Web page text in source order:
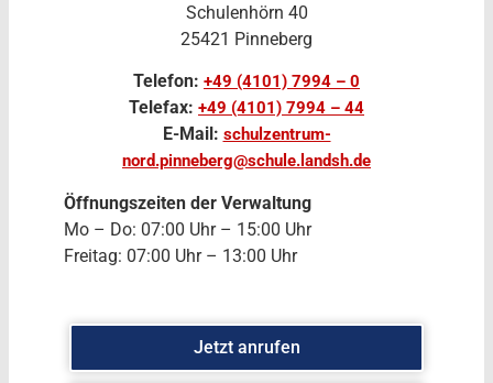
Schulenhörn 40
25421 Pinneberg
Telefon: +49 (4101) 7994 – 0
Telefax: +49 (4101) 7994 – 44
E-Mail: schulzentrum-
nord.pinneberg@schule.landsh.de
Öffnungszeiten der Verwaltung
Mo – Do: 07:00 Uhr – 15:00 Uhr
Freitag: 07:00 Uhr – 13:00 Uhr
Jetzt anrufen